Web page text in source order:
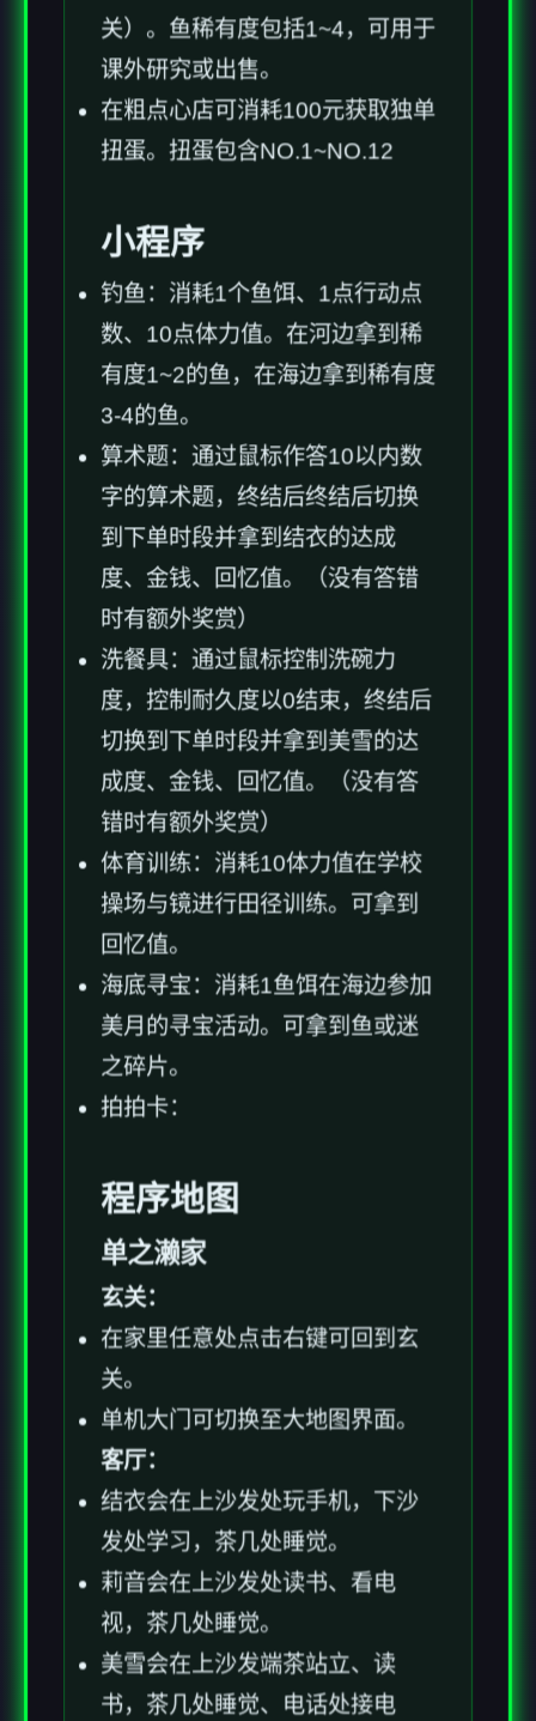
关）。鱼稀有度包括1~4，可用于
课外研究或出售。
在粗点心店可消耗100元获取独单
扭蛋。扭蛋包含NO.1~NO.12
小程序
钓鱼：消耗1个鱼饵、1点行动点
数、10点体力值。在河边拿到稀
有度1~2的鱼，在海边拿到稀有度
3-4的鱼。
算术题：通过鼠标作答10以内数
字的算术题，终结后终结后切换
到下单时段并拿到结衣的达成
度、金钱、回忆值。（没有答错
时有额外奖赏）
洗餐具：通过鼠标控制洗碗力
度，控制耐久度以0结束，终结后
切换到下单时段并拿到美雪的达
成度、金钱、回忆值。（没有答
错时有额外奖赏）
体育训练：消耗10体力值在学校
操场与镜进行田径训练。可拿到
回忆值。
海底寻宝：消耗1鱼饵在海边参加
美月的寻宝活动。可拿到鱼或迷
之碎片。
拍拍卡：
程序地图
单之濑家
玄关：
在家里任意处点击右键可回到玄
关。
单机大门可切换至大地图界面。
客厅：
结衣会在上沙发处玩手机，下沙
发处学习，茶几处睡觉。
莉音会在上沙发处读书、看电
视，茶几处睡觉。
美雪会在上沙发端茶站立、读
书，茶几处睡觉、电话处接电